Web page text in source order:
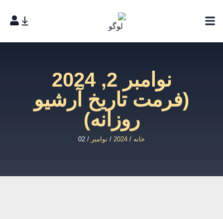
نوامبر 2, 2024
(فرمت تاریخ آرشیو
روزانه)
خانه /
2024
/ نوامبر / 02